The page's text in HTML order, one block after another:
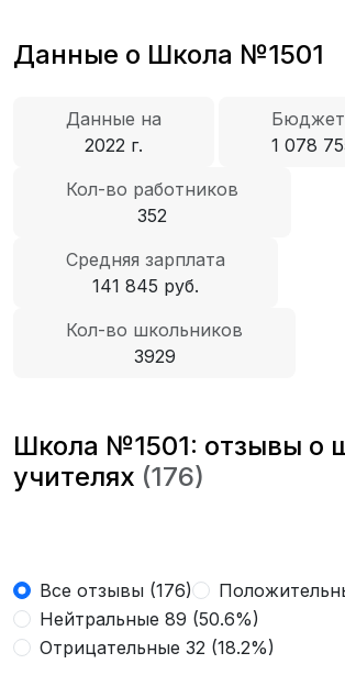
Данные о Школа №1501
Данные на
2022 г.
1 078
Кол-во работников
352
Средняя зарплата
141 845 руб.
Кол-во школьников
3929
Школа №1501: отзывы о
учителях (176)
Все отзывы (176)
Нейтральные 89 (50.6%)
Отрицательные 32 (18.2%)